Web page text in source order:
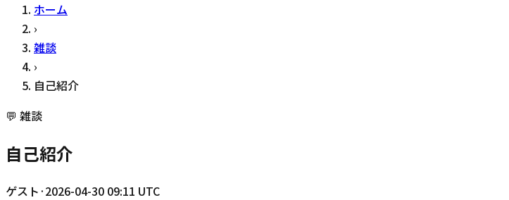
ホーム
›
雑談
›
自己紹介
💬 雑談
自己紹介
ゲスト ·2026-04-30 09:11 UTC